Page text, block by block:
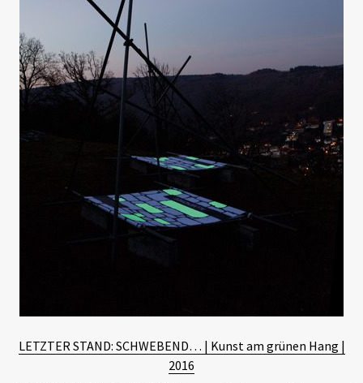
LETZTER STAND: SCHWEBEND… | Kunst am grünen Hang |
2016